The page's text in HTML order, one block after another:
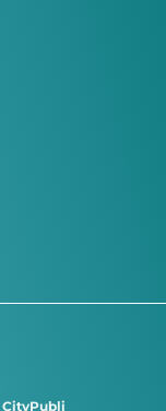
CityPubli